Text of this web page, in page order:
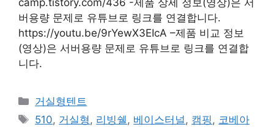
버용량 문제로 유튜브로 링크를 연결합니다.
https://youtu.be/9rYewX3EIcA –제품 비교 정보
(영상)은 서버용량 문제로 유튜브로 링크를 연결합
니다.
Categories
거실형텐트
Tags
510, 거실형 , 리빙쉘 , 베이스터널 , 캠핑 , 코베아